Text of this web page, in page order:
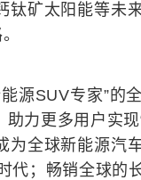
矿太阳能等未
源SUV专家”的
力更多用户实现
全球新能源汽
代；畅销全球的